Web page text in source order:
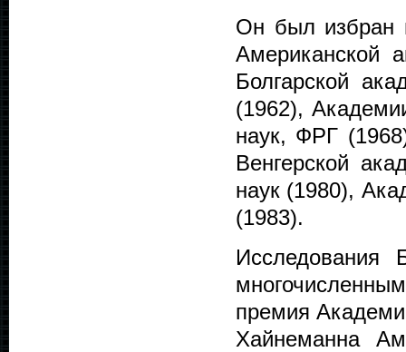
Он был избран
Американской
Болгарской
(1962),
наук, ФРГ
Венгерской
наук (1980),
(1983).
премия
Хайнеманна